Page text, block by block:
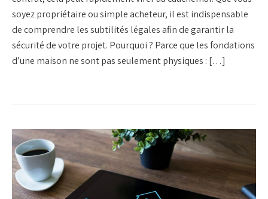
soyez propriétaire ou simple acheteur, il est indispensable
de comprendre les subtilités légales afin de garantir la
sécurité de votre projet. Pourquoi ? Parce que les fondations
d’une maison ne sont pas seulement physiques : […]